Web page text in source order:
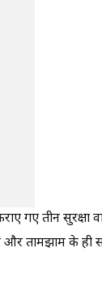
गए तीन सुरक्षा
तामझाम के ही